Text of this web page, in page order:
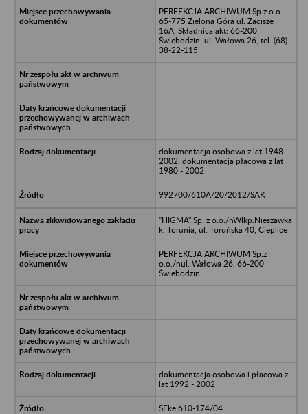
PERFEKCJA ARCHIWUM Sp.z o.o.
65-775 Zielona Góra ul. Zacisze
16A, Składnica akt: 66-200
Świebodzin, ul. Wałowa 26, tel. (68)
38-22-115
dokumentacja osobowa z lat 1948 -
2002, dokumentacja płacowa z lat
1980 - 2002
992700/610A/20/2012/SAK
"HIGMA" Sp. z o.o./nWlkp.Nieszawka
k. Torunia, ul. Toruńska 40, Cieplice
PERFEKCJA ARCHIWUM Sp.z
o.o./nul. Wałowa 26, 66-200
Świebodzin
dokumentacja osobowa i płacowa z
lat 1992 - 2002
SEke 610-174/04